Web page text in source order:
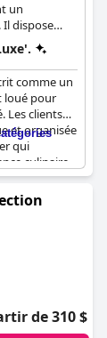
un
Il dispose
mer, de
bain
comme un
loué pour
Les clients
et organisée
qui
culinaire,
comme
La
comme
des hôtels
partagées
en
comme un
estiment
de 310 $